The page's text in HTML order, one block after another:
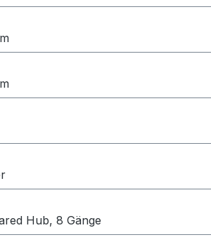
Hub, 8 Gänge